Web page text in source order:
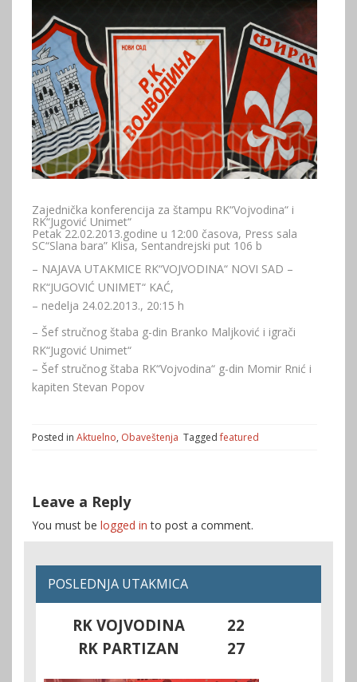
Zajednička konferencija za štampu RK“Vojvodina“ i
RK“Jugović Unimet“
Petak 22.02.2013.godine u 12:00 časova, Press sala
SC“Slana bara” Klisa, Sentandrejski put 106 b
– NAJAVA UTAKMICE RK“VOJVODINA“ NOVI SAD –
RK“JUGOVIĆ UNIMET“ KAĆ,
– nedelja 24.02.2013., 20:15 h
– Šef stručnog štaba g-din Branko Maljković i igrači
RK“Jugović Unimet“
– Šef stručnog štaba RK“Vojvodina“ g-din Momir Rnić i
kapiten Stevan Popov
Posted in Aktuelno, Obaveštenja Taggedfeatured
Leave a Reply
You must be logged in to post a comment.
POSLEDNJA UTAKMICA
RK VOJVODINA
22
RK PARTIZAN
27